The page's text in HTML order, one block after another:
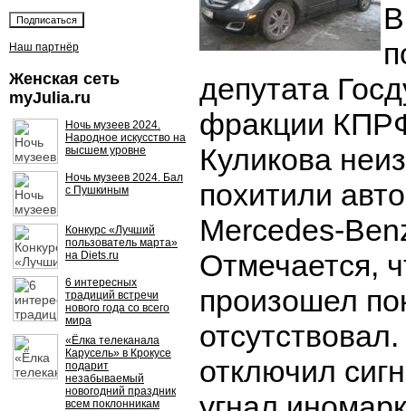
Наш партнёр
Женская сеть
myJulia.ru
Ночь музеев 2024.
Народное искусство на
высшем уровне
Ночь музеев 2024. Бал
с Пушкиным
Конкурс «Лучший
пользователь марта»
на Diets.ru
6 интересных
традиций встречи
нового года со всего
мира
«Ёлка телеканала
Карусель» в Крокусе
подарит
незабываемый
новогодний праздник
всем поклонникам
депутата
фракции
Куликова
похитили
Mercedes-
Отмечается,
произошел
отключил